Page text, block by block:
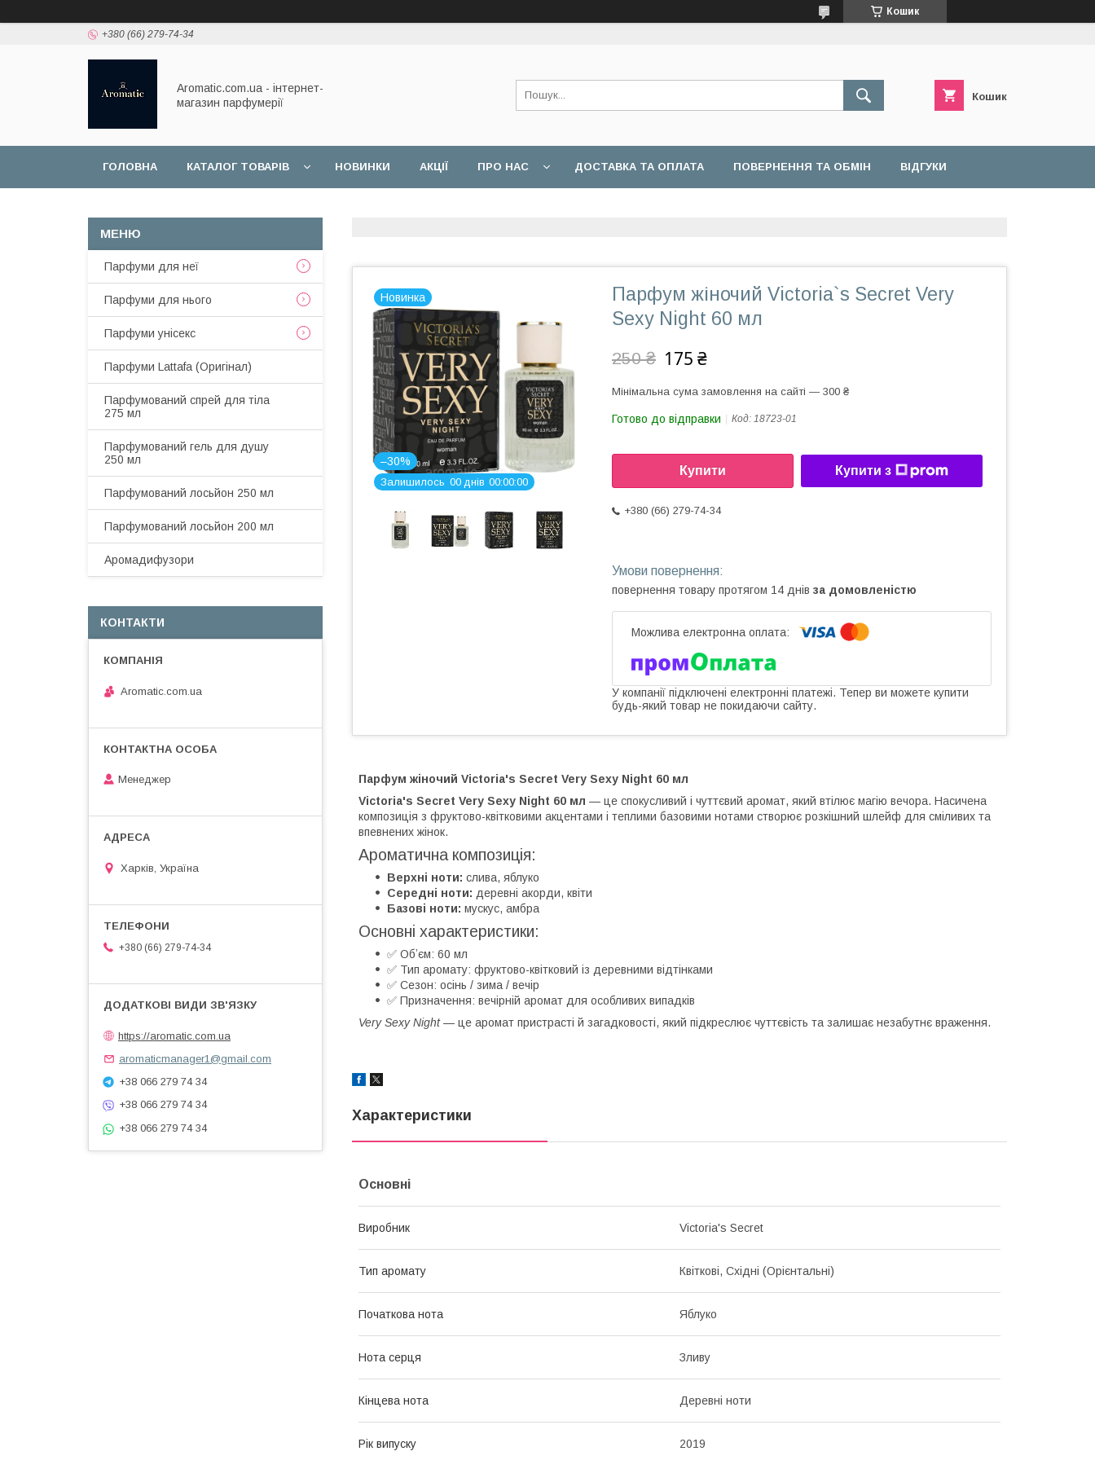
Кошик
+380 (66) 279-74-34
Aromatic.com.ua - інтернет-
магазин парфумерії
Кошик
ГОЛОВНА КАТАЛОГ ТОВАРІВ НОВИНКИ АКЦІЇ ПРО НАС ДОСТАВКА ТА ОПЛАТА ПОВЕРНЕННЯ ТА ОБМІН ВІДГУКИ
Новинка
–30%
Залишилось 00 днів 00 00 00
Парфум жіночий Victoria`s Secret Very
Sexy Night 60 мл
250 ₴ 175 ₴
Мінімальна сума замовлення на сайті — 300 ₴
Готово до відправки Код: 18723-01
Купити Купити з
+380 (66) 279-74-34
повернення товару протягом 14 днів за домовленістю
У компанії підключені електронні платежі. Тепер ви можете купити
будь-який товар не покидаючи сайту.
Парфум жіночий Victoria's Secret Very Sexy Night 60 мл
Victoria's Secret Very Sexy Night 60 мл — це спокусливий і чуттєвий аромат, який втілює магію вечора. Насичена
композиція з фруктово-квітковими акцентами і теплими базовими нотами створює розкішний шлейф для сміливих та
впевнених жінок.
Ароматична композиція:
Верхні ноти: слива, яблуко
Середні ноти: деревні акорди, квіти
Базові ноти: мускус, амбра
Основні характеристики:
✅ Обʼєм: 60 мл
✅ Тип аромату: фруктово-квітковий із деревними відтінками
✅ Сезон: осінь / зима / вечір
✅ Призначення: вечірній аромат для особливих випадків
Very Sexy Night— це аромат пристрасті й загадковості, який підкреслює чуттєвість та залишає незабутнє враження.
Характеристики
Основні
Виробник Victoria's Secret
Тип аромату Квіткові, Східні (Орієнтальні)
Початкова нота Яблуко
Нота серця Зливу
Кінцева нота Деревні ноти
Рік випуску 2019
Парфуми для неї
Парфуми для нього
Парфуми унісекс
Парфуми Lattafa (Оригінал)
Парфумований спрей для тіла
275 мл
Парфумований гель для душу
250 мл
Парфумований лосьйон 250 мл
Парфумований лосьйон 200 мл
Аромадифузори
КОНТАКТИ
Aromatic.com.ua
Менеджер
Харків, Україна
+380 (66) 279-74-34
https://aromatic.com.ua
aromaticmanager1@gmail.com
+38 066 279 74 34
+38 066 279 74 34
+38 066 279 74 34